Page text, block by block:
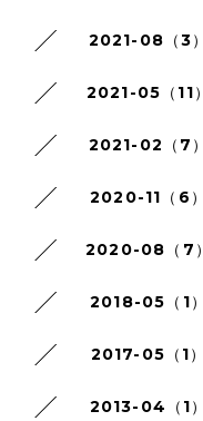
2021-08（3）
2021-05（11）
2021-02（7）
2020-11（6）
2020-08（7）
2018-05（1）
2017-05（1）
2013-04（1）